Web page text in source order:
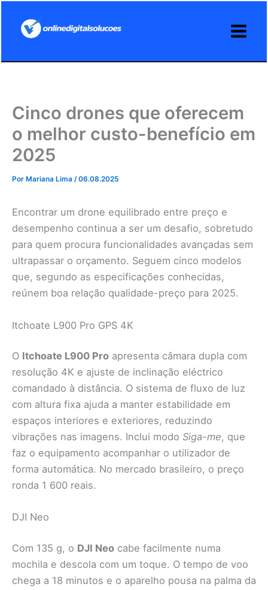
Cinco drones que oferecem
o melhor custo-benefício em
2025
Por Mariana Lima /06.08.2025
Encontrar um drone equilibrado entre preço e
desempenho continua a ser um desafio, sobretudo
para quem procura funcionalidades avançadas sem
ultrapassar o orçamento. Seguem cinco modelos
que, segundo as especificações conhecidas,
reúnem boa relação qualidade-preço para 2025.
Itchoate L900 Pro GPS 4K
O Itchoate L900 Pro apresenta câmara dupla com
resolução 4K e ajuste de inclinação eléctrico
comandado à distância. O sistema de fluxo de luz
com altura fixa ajuda a manter estabilidade em
espaços interiores e exteriores, reduzindo
vibrações nas imagens. Inclui modo Siga-me, que
faz o equipamento acompanhar o utilizador de
forma automática. No mercado brasileiro, o preço
ronda 1 600 reais.
DJI Neo
Com 135 g, o DJI Neo cabe facilmente numa
mochila e descola com um toque. O tempo de voo
chega a 18 minutos e o aparelho pousa na palma da